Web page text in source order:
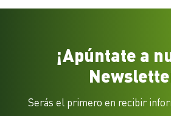
¡Apúntate a
Serás el primero en recibir